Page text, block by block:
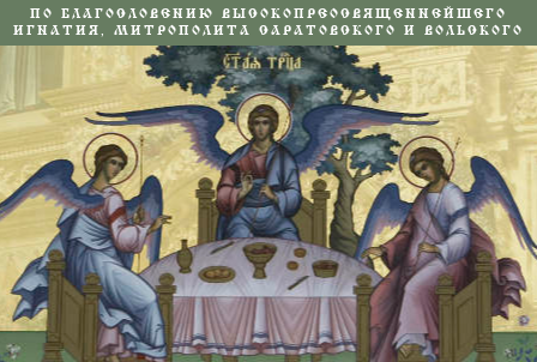
ПО БЛАГОСЛОВЕНИЮ ВЫСОКОПРЕОСВЯЩЕННЕЙШЕГО
ИГНАТИЯ, МИТРОПОЛИТА САРАТОВСКОГО И ВОЛЬСКОГО